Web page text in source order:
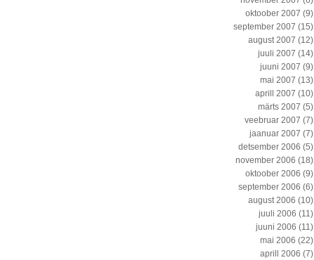
oktoober 2007 (9)
september 2007 (15)
august 2007 (12)
juuli 2007 (14)
juuni 2007 (9)
mai 2007 (13)
aprill 2007 (10)
märts 2007 (5)
veebruar 2007 (7)
jaanuar 2007 (7)
detsember 2006 (5)
november 2006 (18)
oktoober 2006 (9)
september 2006 (6)
august 2006 (10)
juuli 2006 (11)
juuni 2006 (11)
mai 2006 (22)
aprill 2006 (7)